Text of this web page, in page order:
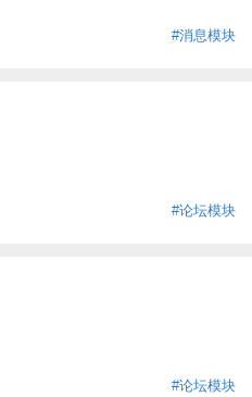
#消息模块
#论坛模块
#论坛模块